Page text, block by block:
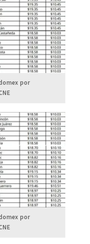
por
por